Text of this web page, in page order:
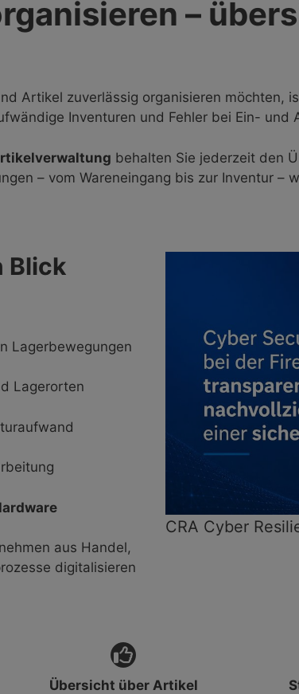
–
Artikel zuverlässig organisieren möchten,
Inventuren und Fehler bei Ein- und
behalten Sie jederzeit den
– vom Wareneingang bis zur Inventur –
Blick
Lagerbewegungen
Lagerorten
aus Handel,
digitalisieren
CRA Cyber
Übersicht über Artikel